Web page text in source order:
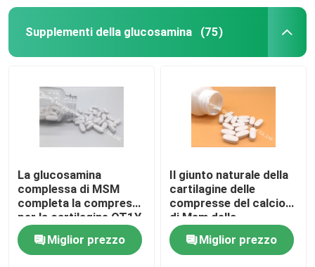
Supplementi della glucosamina (75)
La glucosamina
complessa di MSM
completa la compressa
per la cartilagine OT1Y
di salute dei giunti
Miglior prezzo
Il giunto naturale della
cartilagine delle
compresse del calcio
di Msm della
condroitina della
glucosamina completa
GT4J
Miglior prezzo